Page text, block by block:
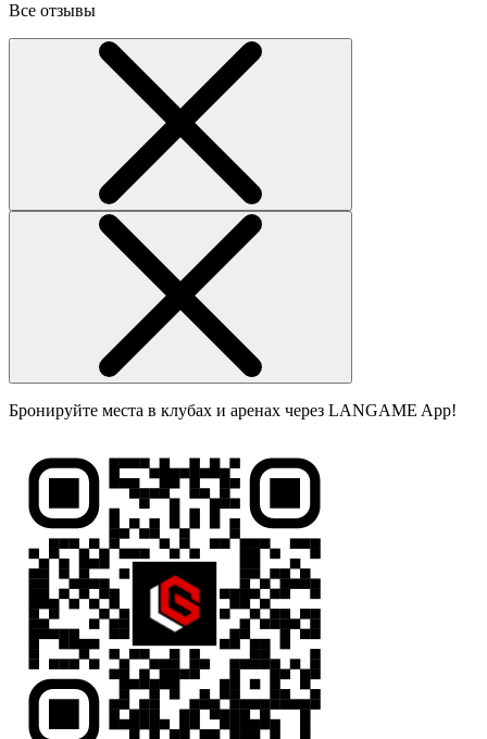
Все отзывы
Бронируйте места в клубах и аренах через LANGAME App!